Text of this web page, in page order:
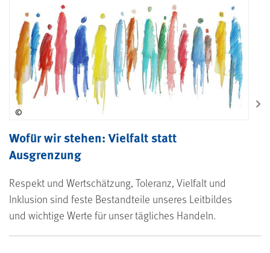
Wofür wir stehen: Vielfalt statt
Ausgrenzung
Respekt und Wertschätzung, Toleranz, Vielfalt und
Inklusion sind feste Bestandteile unseres Leitbildes
und wichtige Werte für unser tägliches Handeln.
©